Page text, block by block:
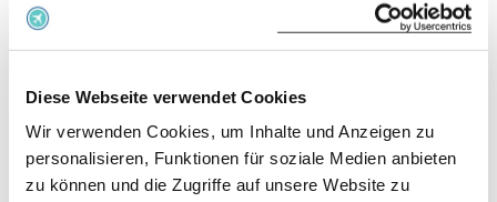
Diese Webseite verwendet Cookies
Wir verwenden Cookies, um Inhalte und Anzeigen zu
personalisieren, Funktionen für soziale Medien anbieten
zu können und die Zugriffe auf unsere Website zu
Der einfachste Trick, um bei Flugbuchungen Geld zu
Kilogramm schweren Koffer für einen Wochenendtrip
nach Rom? Wohl kaum. Hier könnt ihr den günstigeren
Tarif wählen und mit Handgepäck in den Urlaub starten.
Auch an Bord könnt ihr der Geldbörse einen Gefallen tun.